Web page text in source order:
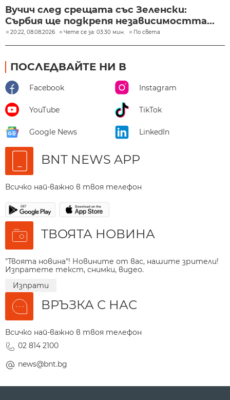
Вучич след срещата със Зеленски:
Сърбия ще подкрепя независимостта...
20:22, 08.08.2026 Чете се за: 03:30 мин. По света
ПОСЛЕДВАЙТЕ НИ В
Facebook Instagram
YouTube TikTok
Google News LinkedIn
BNT NEWS APP
Всичко най-важно в твоя телефон
ТВОЯТА НОВИНА
"Твоята новина"! Новините от вас, нашите зрители!
Изпратете текст, снимки, видео.
Изпрати
ВРЪЗКА С НАС
Всичко най-важно в твоя телефон
02 814 2100
news@bnt.bg